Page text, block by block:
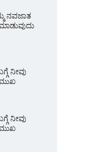
ನವಜಾತ
ನೀವು
ನೀವು